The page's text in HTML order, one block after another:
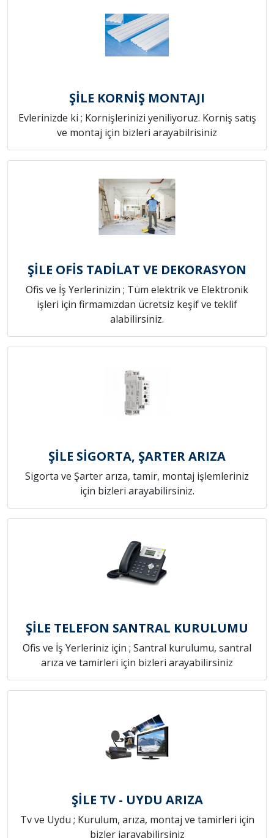
ŞİLE KORNİŞ MONTAJI
Evlerinizde ki ; Kornişlerinizi yeniliyoruz. Korniş satış
ve montaj için bizleri arayabilrisiniz
ŞİLE OFİS TADİLAT VE DEKORASYON
Ofis ve İş Yerlerinizin ; Tüm elektrik ve Elektronik
işleri için firmamızdan ücretsiz keşif ve teklif
alabilirsiniz.
ŞİLE SİGORTA, ŞARTER ARIZA
Sigorta ve Şarter arıza, tamir, montaj işlemleriniz
için bizleri arayabilirsiniz.
ŞİLE TELEFON SANTRAL KURULUMU
Ofis ve İş Yerleriniz için ; Santral kurulumu, santral
arıza ve tamirleri için bizleri arayabilirsiniz
ŞİLE TV - UYDU ARIZA
Tv ve Uydu ; Kurulum, arıza, montaj ve tamirleri için
bizler iarayabilirsiniz